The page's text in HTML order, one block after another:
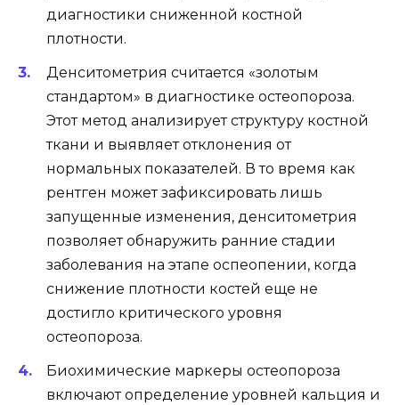
диагностики сниженной костной
плотности.
Денситометрия считается «золотым
стандартом» в диагностике остеопороза.
Этот метод анализирует структуру костной
ткани и выявляет отклонения от
нормальных показателей. В то время как
рентген может зафиксировать лишь
запущенные изменения, денситометрия
позволяет обнаружить ранние стадии
заболевания на этапе оспеопении, когда
снижение плотности костей еще не
достигло критического уровня
остеопороза.
Биохимические маркеры остеопороза
включают определение уровней кальция и